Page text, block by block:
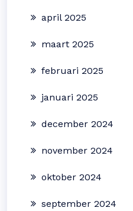
april 2025
maart 2025
februari 2025
januari 2025
december 2024
november 2024
oktober 2024
september 2024